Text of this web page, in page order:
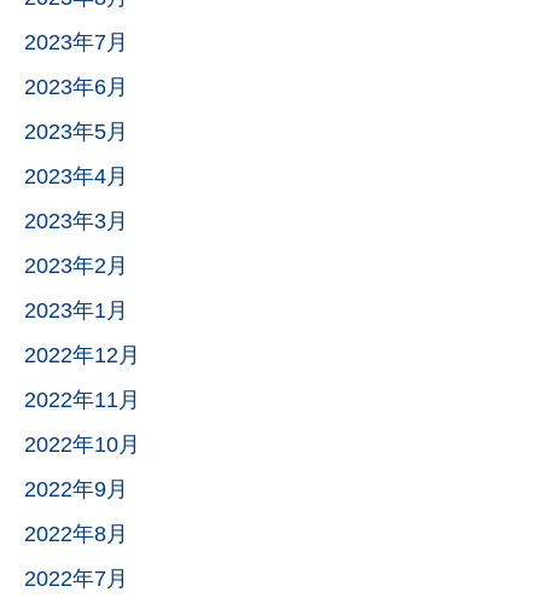
2023年7月
2023年6月
2023年5月
2023年4月
2023年3月
2023年2月
2023年1月
2022年12月
2022年11月
2022年10月
2022年9月
2022年8月
2022年7月